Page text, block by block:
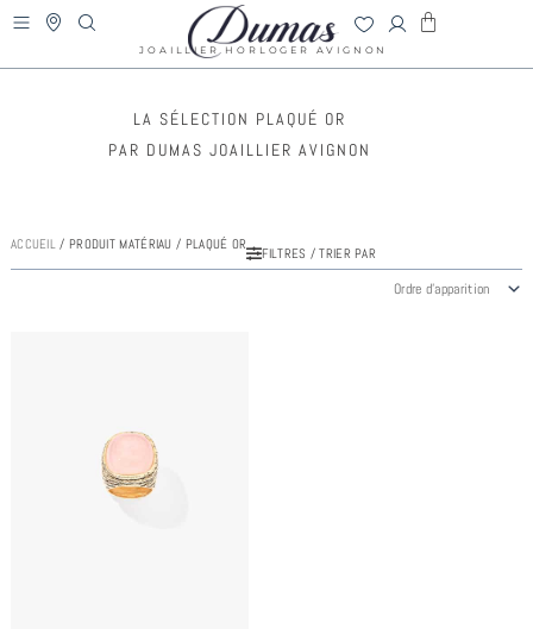
au
DUMAS
JOAILLIER HORLOGER AVIGNON
PANIER
LA SÉLECTION PLAQUÉ OR
PAR DUMAS JOAILLIER AVIGNON
ACCUEIL / PRODUIT MATÉRIAU / PLAQUÉ OR
FILTRES / TRIER PAR